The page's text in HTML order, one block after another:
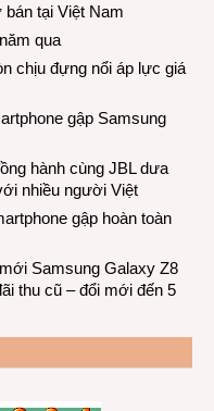
tại Việt Nam
qua
chịu đựng nổi áp lực giá
gập Samsung
hành cùng JBL dưa
nhiều người Việt
gập hoàn toàn
Samsung Galaxy Z8
thu cũ – đổi mới đến 5